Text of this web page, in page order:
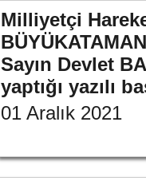
Milliyetçi
Sayın Devlet
yaptığı yazılı
01 Aralık 2021